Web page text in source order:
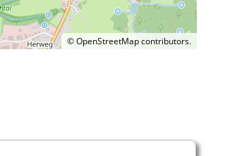
©OpenStreetMapcontributors.